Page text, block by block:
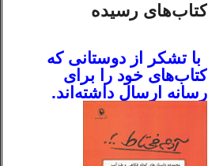
کتاب‌های رسیده
با تشکر از دوستانی که
کتاب‌های خود را برای
رسانه ارسال داشته‌اند.